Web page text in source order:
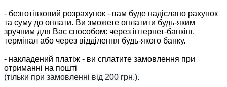
- безготівковий розрахунок - вам буде надіслано рахунок
та суму до оплати. Ви зможете оплатити будь-яким
зручним для Вас способом: через інтернет-банкінг,
термінал або через відділення будь-якого банку.
- накладений платіж - ви сплатите замовлення при
отриманні на пошті
(тільки при замовленні від 200 грн.).